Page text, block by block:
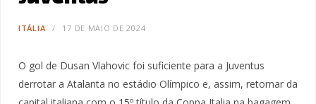
ITÁLIA 17 DE MAIO DE 2024
O gol de Dusan Vlahovic foi suficiente para a Juventus
derrotar a Atalanta no estádio Olímpico e, assim, retornar da